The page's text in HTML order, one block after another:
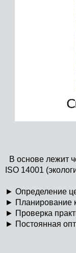
В основе лежит
ISO 14001
► Определение
► Планирование
► Проверка
► Постоянная